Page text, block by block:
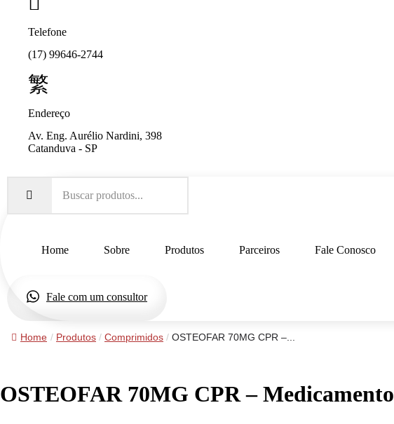
Telefone
(17) 99646-2744
Endereço
Av. Eng. Aurélio Nardini, 398
Catanduva - SP
Home Sobre Produtos Parceiros Fale Conosco
Fale com um consultor
Home / Produtos / Comprimidos / OSTEOFAR 70MG CPR –...
OSTEOFAR 70MG CPR – Medicamento